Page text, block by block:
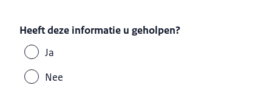
Heeft deze informatie u geholpen?
Ja
Nee